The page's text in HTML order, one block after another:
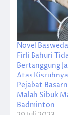
Novel
Firli Bahuri
Bertanggung
Atas
Pejabat
Malah Sibuk
Badminton